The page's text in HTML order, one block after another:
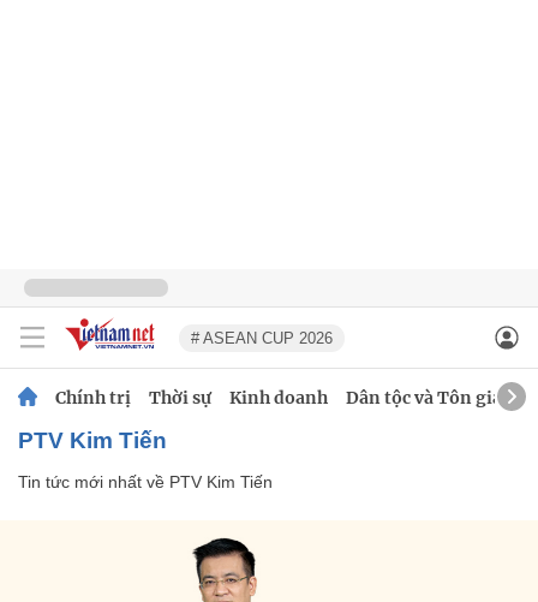
# ASEAN CUP 2026
Chính trị Thời sự Kinh doanh Dân tộc và Tôn giáo
PTV Kim Tiến
Tin tức mới nhất về PTV Kim Tiến